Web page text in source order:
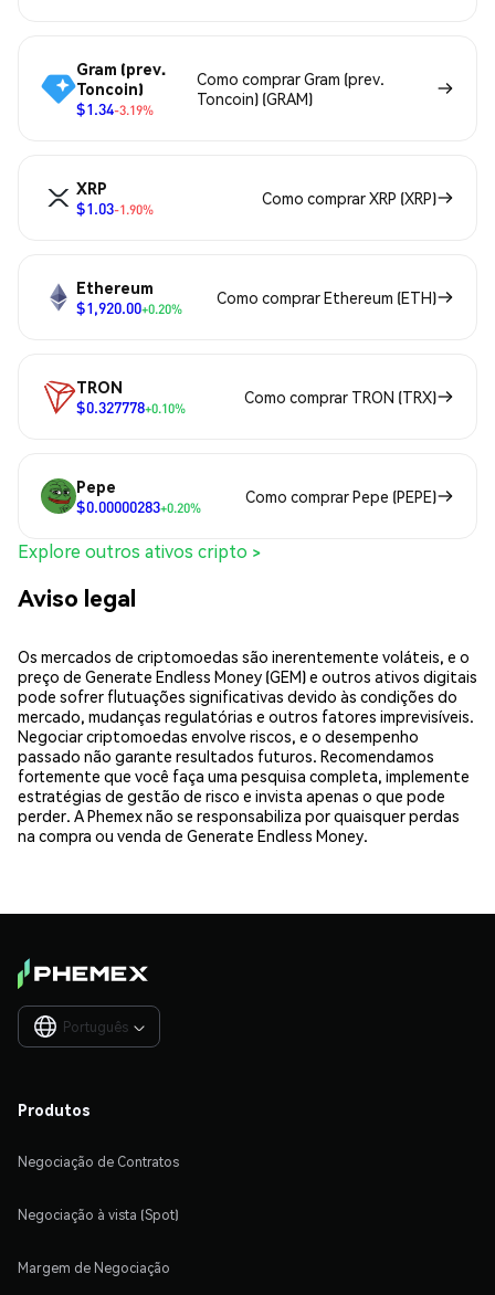
Gram (prev.
Toncoin)
$1.34-3.19%
Como comprar Gram (prev.
Toncoin) (GRAM)
XRP
$1.03-1.90%
Como comprar XRP (XRP)
Ethereum
$1,920.00+0.20%
Como comprar Ethereum (ETH)
TRON
$0.327778+0.10%
Como comprar TRON (TRX)
Pepe
$0.00000283+0.20%
Como comprar Pepe (PEPE)
Explore outros ativos cripto >
Aviso legal
Os mercados de criptomoedas são inerentemente voláteis, e o
preço de Generate Endless Money (GEM) e outros ativos digitais
pode sofrer flutuações significativas devido às condições do
mercado, mudanças regulatórias e outros fatores imprevisíveis.
Negociar criptomoedas envolve riscos, e o desempenho
passado não garante resultados futuros. Recomendamos
fortemente que você faça uma pesquisa completa, implemente
estratégias de gestão de risco e invista apenas o que pode
perder. A Phemex não se responsabiliza por quaisquer perdas
na compra ou venda de Generate Endless Money.
Português 
Produtos
Negociação de Contratos
Negociação à vista (Spot)
Margem de Negociação